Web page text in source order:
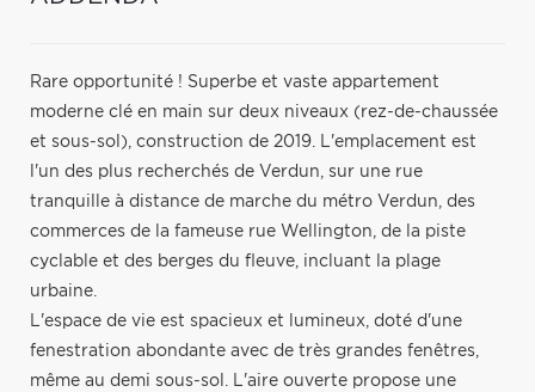
Rare opportunité ! Superbe et vaste appartement
moderne clé en main sur deux niveaux (rez-de-chaussée
et sous-sol), construction de 2019. L'emplacement est
l'un des plus recherchés de Verdun, sur une rue
tranquille à distance de marche du métro Verdun, des
commerces de la fameuse rue Wellington, de la piste
cyclable et des berges du fleuve, incluant la plage
urbaine.
L'espace de vie est spacieux et lumineux, doté d'une
fenestration abondante avec de très grandes fenêtres,
même au demi sous-sol. L'aire ouverte propose une